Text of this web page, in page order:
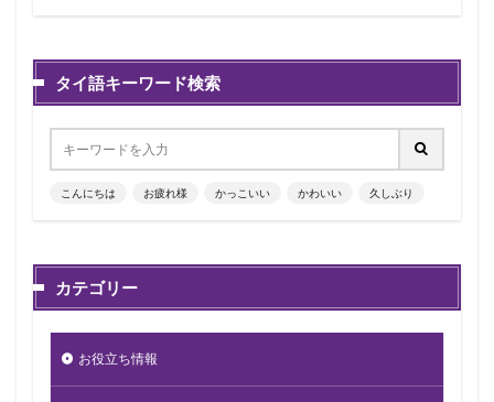
タイ語キーワード検索
こんにちは お疲れ様 かっこいい かわいい 久しぶり
カテゴリー
お役立ち情報